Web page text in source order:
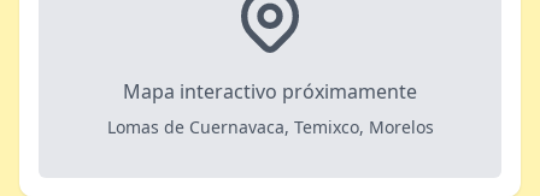
Mapa interactivo próximamente
Lomas de Cuernavaca, Temixco, Morelos